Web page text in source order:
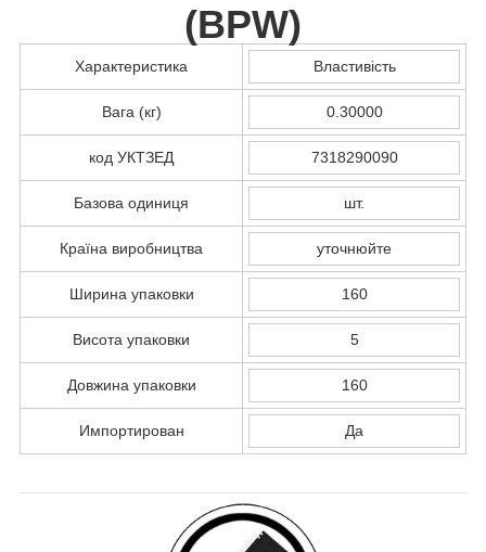
(BPW)
Характеристика Властивість
Вага (кг) 0.30000
код УКТЗЕД 7318290090
Базова одиниця шт.
Країна виробництва уточнюйте
Ширина упаковки 160
Висота упаковки 5
Довжина упаковки 160
Импортирован Да